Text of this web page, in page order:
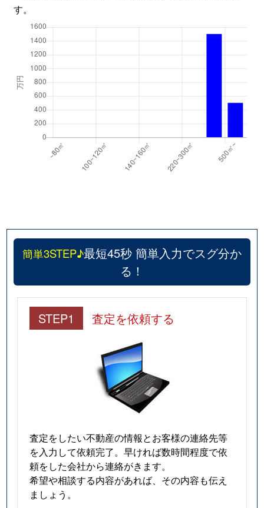
す。
簡単3STEP♪最短45秒 簡単入力でスグ分か
る！
STEP1 査定を依頼する
査定をしたい不動産の情報とお客様の連絡先等
を入力して依頼完了。早ければ数時間程度で依
頼をした会社から連絡がきます。
希望や相談する内容があれば、その内容も伝え
ましょう。